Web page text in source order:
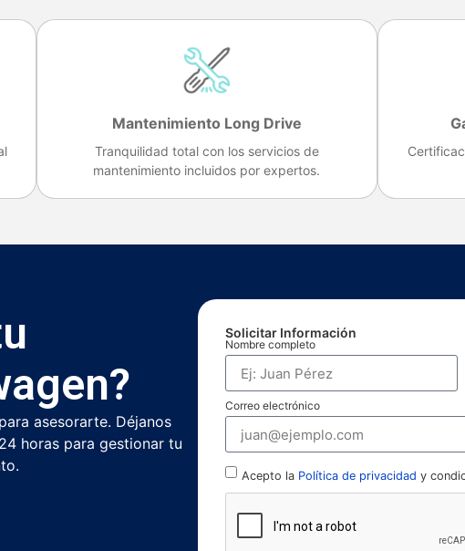
Mantenimiento Long Drive
Tranquilidad total con los servicios de
mantenimiento incluidos por expertos.
asesorarte. Déjanos
horas para gestionar tu
Solicitar Información
Nombre completo
Correo electrónico
Acepto la Política de privacidad y